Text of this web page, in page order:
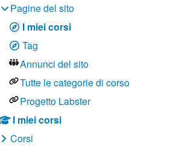
Pagine del sito
I miei corsi
Tag
Annunci del sito
Tutte le categorie di corso
Progetto Labster
I miei corsi
Corsi